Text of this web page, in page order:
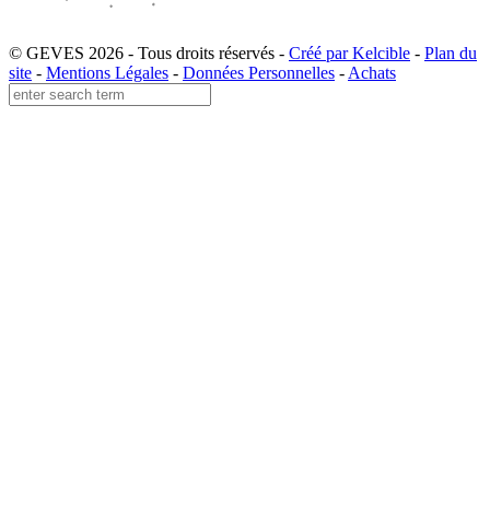
© GEVES 2026 - Tous droits réservés - Créé par Kelcible - Plan du
site - Mentions Légales - Données Personnelles - Achats